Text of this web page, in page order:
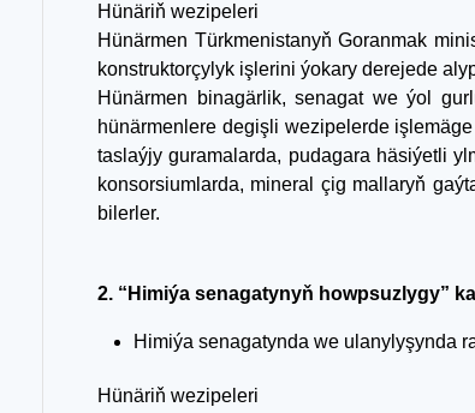
Hünäriň wezipeleri
Hünärmen Türkmenistanyň Goranmak
konstruktorçylyk işlerini ýokary derejede
Hünärmen binagärlik, senagat we ýol
hünärmenlere degişli wezipelerde
taslaýjy guramalarda, pudagara häsiýetli
konsorsiumlarda, mineral çig mallaryň
bilerler.
2. “Himiýa senagatynyň howpsuzlygy”
Himiýa senagatynda we ulanylyşynda
Hünäriň wezipeleri